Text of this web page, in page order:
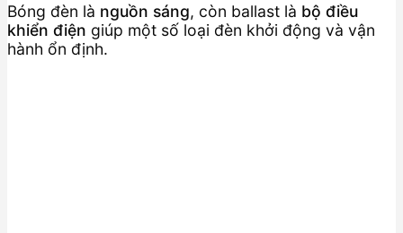
Bóng đèn là nguồn sáng, còn ballast là bộ điều
khiển điện giúp một số loại đèn khởi động và vận
hành ổn định.